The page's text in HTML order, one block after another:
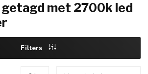
met 2700k led
Filters